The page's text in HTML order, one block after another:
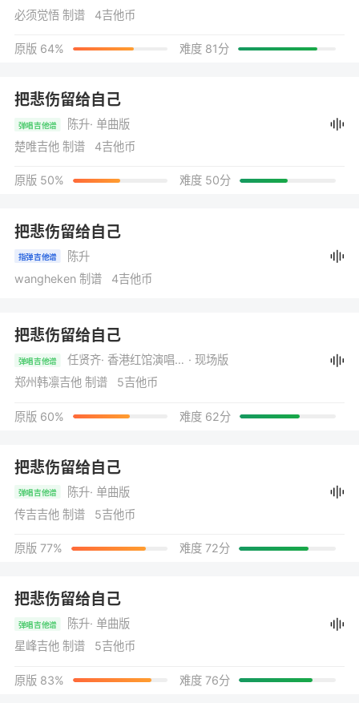
必须觉悟 制谱 4吉他币
原版 64% 难度 81分
把悲伤留给自己
弹唱吉他谱 陈升· 单曲版
楚唯吉他 制谱 4吉他币
原版 50% 难度 50分
把悲伤留给自己
指弹吉他谱
陈升
wangheken 制谱 4吉他币
把悲伤留给自己
弹唱吉他谱 任贤齐 · 香港红馆演唱Live全纪录_B · 现场版
郑州韩凛吉他 制谱 5吉他币
原版 60% 难度 62分
把悲伤留给自己
弹唱吉他谱 陈升· 单曲版
传吉吉他 制谱 5吉他币
原版 77% 难度 72分
把悲伤留给自己
弹唱吉他谱 陈升· 单曲版
星峰吉他 制谱 5吉他币
原版 83% 难度 76分